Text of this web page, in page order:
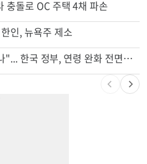
공개 수배…메디케어 사기 유죄
돌로 OC 주택 4채 파손
인, 뉴욕주 제소
"65세 복수국적 빗장 푸나"... 한국 정부, 연령 완화 전면 추진